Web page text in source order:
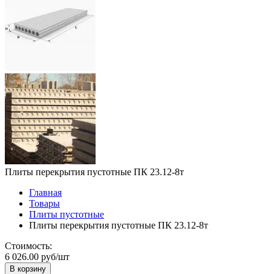
Плиты перекрытия пустотные ПК 23.12-8т
Главная
Товары
Плиты пустотные
Плиты перекрытия пустотные ПК 23.12-8т
Стоимость:
6 026.00 руб/шт
В корзину